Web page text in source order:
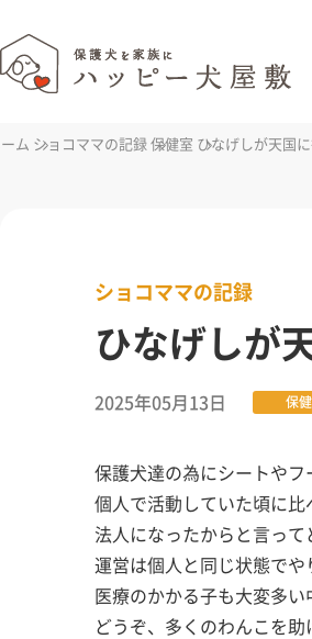
ム ショコママの記録保健室 ひなげしが天国
ショコママの記録
ひなげしが
2025年05月13日 保
保護犬達の為にシートやフ
個人で活動していた頃に比
法人になったからと言って
運営は個人と同じ状態でや
医療のかかる子も大変多
どうぞ、多くのわんこを